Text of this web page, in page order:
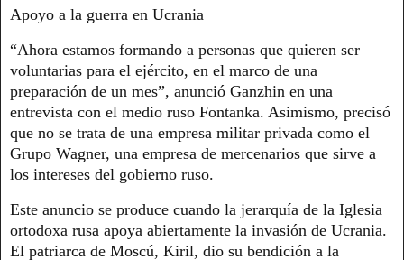
Apoyo a la guerra en Ucrania
“Ahora estamos formando a personas que quieren ser
voluntarias para el ejército, en el marco de una
preparación de un mes”, anunció Ganzhin en una
entrevista con el medio ruso Fontanka. Asimismo, precisó
que no se trata de una empresa militar privada como el
Grupo Wagner, una empresa de mercenarios que sirve a
los intereses del gobierno ruso.
Este anuncio se produce cuando la jerarquía de la Iglesia
ortodoxa rusa apoya abiertamente la invasión de Ucrania.
El patriarca de Moscú, Kiril, dio su bendición a la